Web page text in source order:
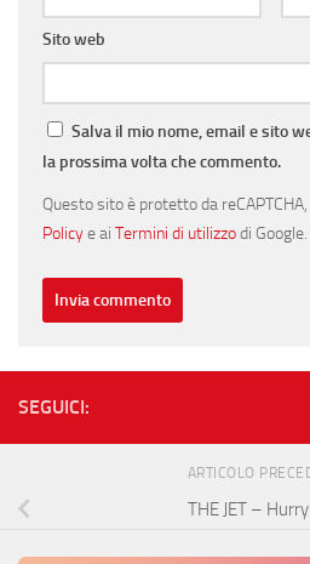
Sito web
Salva il mio nome, email e sito
la prossima volta che commento.
Questo sito è protetto da
Policye ai Termini di utilizzodi Google.
SEGUICI:
ARTICOLO
THE JET –